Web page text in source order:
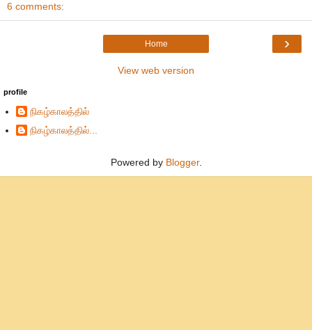
6 comments:
›
Home
View web version
profile
நிகழ்காலத்தில்
நிகழ்காலத்தில்...
Powered by Blogger.